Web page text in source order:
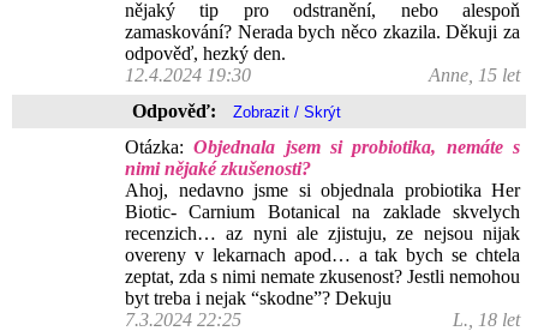
nějaký tip pro odstranění, nebo alespoň
zamaskování? Nerada bych něco zkazila. Děkuji za
odpověď, hezký den.
12.4.2024 19:30
Anne, 15 let
Odpověď:
Otázka:Objednala jsem si probiotika, nemáte s
nimi nějaké zkušenosti?
Ahoj, nedavno jsme si objednala probiotika Her
Biotic- Carnium Botanical na zaklade skvelych
recenzich… az nyni ale zjistuju, ze nejsou nijak
overeny v lekarnach apod… a tak bych se chtela
zeptat, zda s nimi nemate zkusenost? Jestli nemohou
byt treba i nejak “skodne”? Dekuju
7.3.2024 22:25
L., 18 let